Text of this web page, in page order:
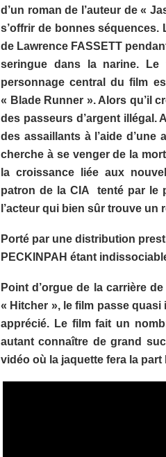
d’un roman de l’auteur de «
s’offrir de bonnes séquences.
de Lawrence FASSETT
seringue dans la narine.
personnage central du film
« Blade Runner ». Alors qu’il
des passeurs d’argent illégal.
des assaillants à l’aide d’une
cherche à se venger de la
la croissance liée aux
patron de la CIA tenté par le
l’acteur qui bien sûr trouve un
Porté par une distribution
PECKINPAH étant
Point d’orgue de la carrière
« Hitcher », le film passe
apprécié. Le film fait un
autant connaître de grand
vidéo où la jaquette fera la part